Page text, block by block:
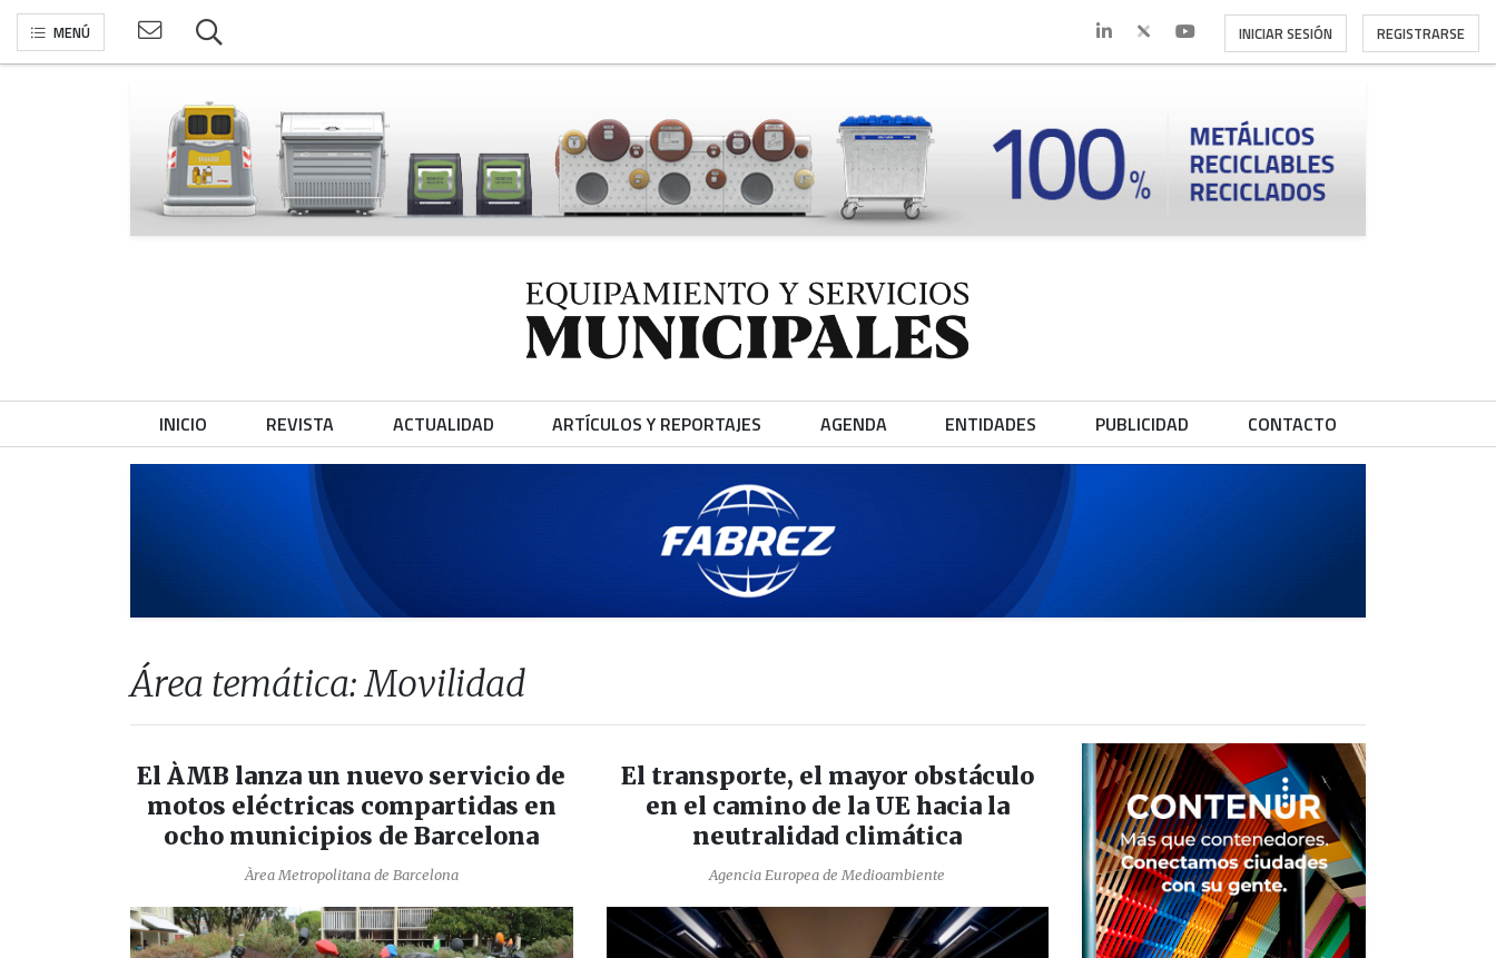
MENÚ INICIAR SESIÓN REGISTRARSE
INICIO REVISTA ACTUALIDAD ARTÍCULOS Y REPORTAJES AGENDA ENTIDADES PUBLICIDAD CONTACTO
Área temática: Movilidad
El ÀMB lanza un nuevo servicio de
motos eléctricas compartidas en
ocho municipios de Barcelona
Àrea Metropolitana de Barcelona
El transporte, el mayor obstáculo
en el camino de la UE hacia la
neutralidad climática
Agencia Europea de Medioambiente